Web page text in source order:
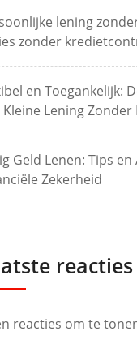
lening
zonder
en Toegankelijk:
Kleine Lening Zonder
Geld Lenen: Tips
Zekerheid
reacties
reacties om te